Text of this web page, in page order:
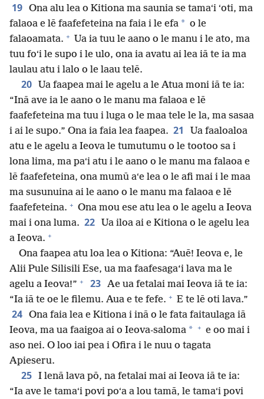
19 Ona alu lea o Kitiona ma saunia se tamaʻi ʻoti, ma
falaoa e lē faafefeteina na faia i le efa * o le
falaoamata. + Ua ia tuu le aano o le manu i le ato, ma
tuu foʻi le supo i le ulo, ona ia avatu ai lea iā te ia ma
laulau atu i lalo o le laau telē.
20
Ua faapea mai le agelu a le Atua moni iā te ia:
“Inā ave ia le aano o le manu ma falaoa e lē
faafefeteina ma tuu i luga o le maa tele le la, ma sasaa
i ai le supo.” Ona ia faia lea faapea. 21
Ua faaloaloa
atu e le agelu a Ieova le tumutumu o le tootoo sa i
lona lima, ma paʻi atu i le aano o le manu ma falaoa e
lē faafefeteina, ona mumū aʻe lea o le afi mai i le maa
ma susunuina ai le aano o le manu ma falaoa e lē
faafefeteina. + Ona mou ese atu lea o le agelu a Ieova
mai i ona luma. 22
Ua iloa ai e Kitiona o le agelu lea
a Ieova. +
Ona faapea atu loa lea o Kitiona: “Auē! Ieova e, le
Alii Pule Silisili Ese, ua ma faafesaga‘i lava ma le
agelu a Ieova!” + 23 Ae ua fetalai mai Ieova iā te ia:
“Ia iā te oe le filemu. Aua e te fefe. + E te lē oti lava.”
24 Ona faia lea e Kitiona i inā o le fata faitaulaga iā
Ieova, ma ua faaigoa ai o Ieova-saloma * + e oo mai i
aso nei. O loo iai pea i Ofira i le nuu o tagata
Apieseru.
25 I lenā lava pō, na fetalai mai ai Ieova iā te ia:
“Ia ave le tamaʻi povi poʻa a lou tamā, le tamaʻi povi